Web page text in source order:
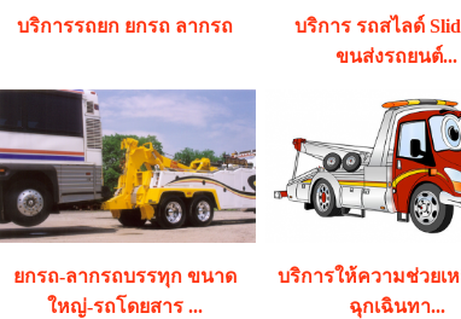
บริการรถยก ยกรถ ลากรถ
บริการ รถสไลด์
ขนส่งรถยนต์...
ยกรถ-ลากรถบรรทุก ขนาด
ใหญ่-รถโดยสาร ...
บริการให้ความช่วยเ
ฉุกเฉินทา...